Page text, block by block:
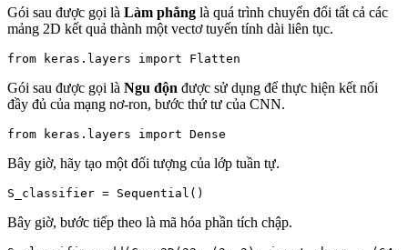
Gói sau được gọi là Làm phẳng là quá trình chuyển đổi tất cả các
mảng 2D kết quả thành một vectơ tuyến tính dài liên tục.
Gói sau được gọi là Ngu độn được sử dụng để thực hiện kết nối
đầy đủ của mạng nơ-ron, bước thứ tư của CNN.
Bây giờ, hãy tạo một đối tượng của lớp tuần tự.
Bây giờ, bước tiếp theo là mã hóa phần tích chập.